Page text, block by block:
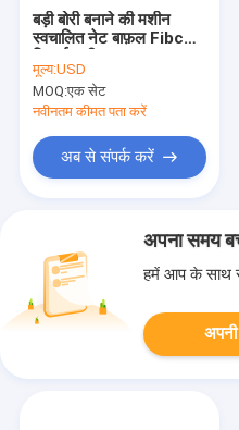
बड़ी बोरी बनाने की मशीन
स्वचालित नेट बाफ़ल Fibc
मूल्य:USD
MOQ:एक सेट
नवीनतम कीमत पता करें
अब से संपर्क करें
अपना समय
हमें आप के साथ